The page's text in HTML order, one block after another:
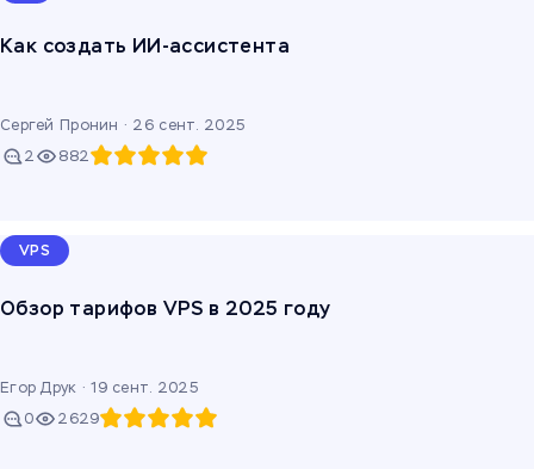
Как создать ИИ-ассистента
Сергей Пронин · 26 сент. 2025
2
882
VPS
Обзор тарифов VPS в 2025 году
Егор Друк ·19 сент. 2025
0
2629